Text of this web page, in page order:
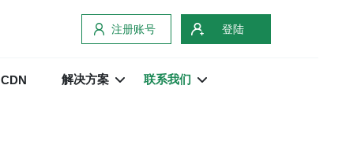
注册账号 登陆
CDN 解决方案 联系我们